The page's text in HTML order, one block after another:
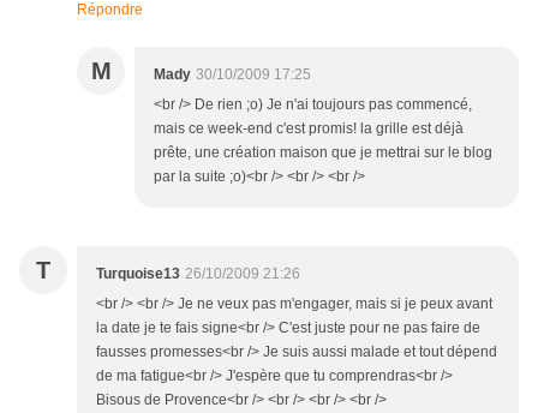
Répondre
M Mady 30/10/2009 17:25
<br /> De rien ;o) Je n'ai toujours pas commencé,
mais ce week-end c'est promis! la grille est déjà
prête, une création maison que je mettrai sur le blog
par la suite ;o)<br /> <br /> <br />
T Turquoise13 26/10/2009 21:26
<br /> <br /> Je ne veux pas m'engager, mais si je peux avant
la date je te fais signe<br /> C'est juste pour ne pas faire de
fausses promesses<br /> Je suis aussi malade et tout dépend
de ma fatigue<br /> J'espère que tu comprendras<br />
Bisous de Provence<br /> <br /> <br /> <br />